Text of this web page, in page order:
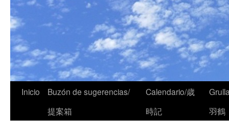
Inicio
Buzón de sugerencias/
提案箱
Calendario/歳
時記
羽鶴